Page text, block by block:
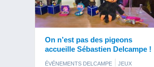
On n’est pas des pigeons
accueille Sébastien Delcampe !
ÉVÉNEMENTS DELCAMPE JEUX